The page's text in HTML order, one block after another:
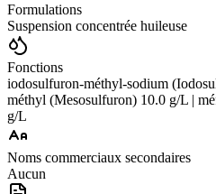
Formulations
Suspension concentrée huileuse
Fonctions
iodosulfuron-méthyl-sodium
méthyl (Mesosulfuron) 10.0 g/L |
g/L
Noms commerciaux secondaires
Aucun